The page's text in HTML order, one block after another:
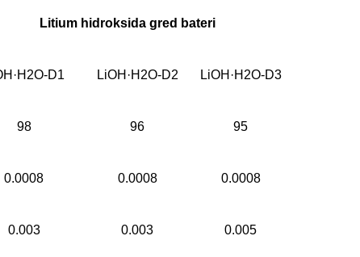
Litium hidroksida gred bateri
D1 LiOH·H2O-D2 LiOH·H2O-D3
98 96 95
0.0008 0.0008 0.0008
0.003 0.003 0.005